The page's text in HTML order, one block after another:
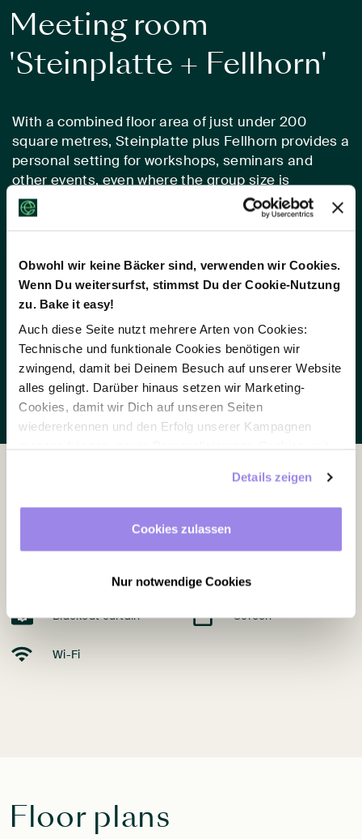
Obwohl wir keine Bäcker sind, verwenden wir Cookies.
Wenn Du weitersurfst, stimmst Du der Cookie-Nutzung
zu. Bake it easy!
Auch diese Seite nutzt mehrere Arten von Cookies:
Technische und funktionale Cookies benötigen wir
zwingend, damit bei Deinem Besuch auf unserer Website
alles gelingt. Darüber hinaus setzen wir Marketing-
Cookies, damit wir Dich auf unseren Seiten
wiedererkennen und den Erfolg unserer Kampagnen
außerhalb unserer Webseite. Du kannst jederzeit – auch
später noch – festlegen, welche Cookies Du zulässt und
Details zeigen
Cookies zulassen
Nur notwendige Cookies
Meeting room
'Steinplatte + Fellhorn'
With a combined floor area of just under 200
square metres, Steinplatte plus Fellhorn provides a
personal setting for workshops, seminars and
other events, even where the group size is
relatively large. As the central and rear elements of
the larger Waidring Room, they have no access to
seating arrangements and presentation scenarios,
maintaining a generous sense of space. The
carpeting, curtains and upholstery ensure
excellent acoustics
Enquire now
Equipment
Blackout curtain
Beamer
Screen
Wi-Fi
Floor plans